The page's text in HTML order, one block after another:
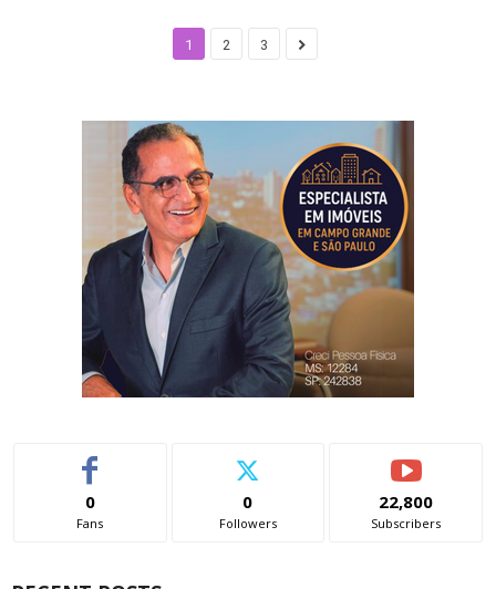
1 2 3
0
Fans
0
Followers
22,800
Subscribers